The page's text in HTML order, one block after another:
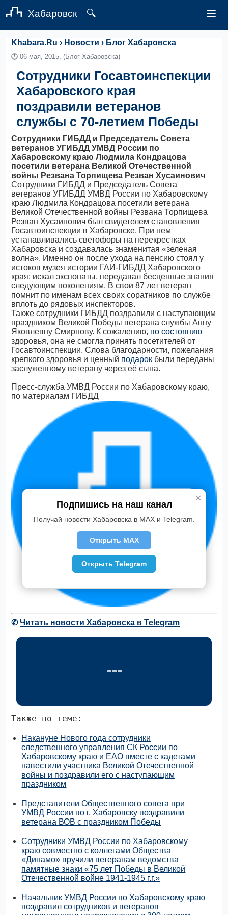
Хабаровск 🔍 ≡
Khabara.Ru › Новости › Блог Хабаровска
🕛06 мая, 2015. (Блог Хабаровска)
Сотрудники Госавтоинспекции
Хабаровского края
поздравили ветеранов
службы с 70-летием Победы
Сотрудники ГИБДД и Председатель Совета
ветеранов УГИБДД УМВД России по
Хабаровскому краю Людмила Кондрацова
посетили ветерана Великой Отечественной
войны Резвана Торпищева Резван Хусаинович
Сотрудники ГИБДД и Председатель Совета
ветеранов УГИБДД УМВД России по Хабаровскому
краю Людмила Кондрацова посетили ветерана
Великой Отечественной войны Резвана Торпищева
Резван Хусаинович был свидетелем становления
Госавтоинспекции в Хабаровске. При нем
устанавливались светофоры на перекрестках
Хабаровска и создавалась знаменитая «зеленая
волна». Именно он после ухода на пенсию стоял у
истоков музея истории ГАИ-ГИБДД Хабаровского
края: искал экспонаты, передавал бесценные знания
следующим поколениям. В свои 87 лет ветеран
помнит по именам всех своих соратников по службе
вплоть до рядовых инспекторов.
Также сотрудники ГИБДД поздравили с наступающим
праздником Великой Победы ветерана службы Анну
Яковлевну Смирнову. К сожалению, по состоянию
здоровья, она не смогла принять посетителей от
Госавтоинспекции. Слова благодарности, пожелания
крепкого здоровья и ценный подарок были переданы
заслуженному ветерану через её сына.
Пресс-служба УМВД России по Хабаровскому краю,
по материалам ГИБДД
✆Читать новости Хабаровска в Telegram
Также по теме:
Накануне Нового года сотрудники
следственного управления СК России по
Хабаровскому краю и ЕАО вместе с кадетами
навестили участника Великой Отечественной
войны и поздравили его с наступающим
праздником
Представители Общественного совета при
УМВД России по г. Хабаровску поздравили
ветерана ВОВ с праздником Победы
Сотрудники УМВД России по Хабаровскому
краю совместно с коллегами Общества
«Динамо» вручили ветеранам ведомства
памятные знаки «75 лет Победы в Великой
Отечественной войне 1941-1945 г.г.»
Начальник УМВД России по Хабаровскому краю
поздравил сотрудников и ветеранов
✕
Подпишись на наш канал
Получай новости Хабаровска в MAX и Telegram.
Открыть MAX
Открыть Telegram